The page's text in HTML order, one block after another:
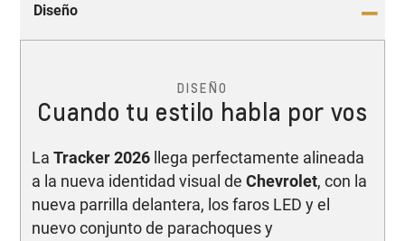
Diseño
DISEÑO
Cuando tu estilo habla por vos
La Tracker 2026llega perfectamente alineada
a la nueva identidad visual de Chevrolet, con la
nueva parrilla delantera, los faros LED y el
nuevo conjunto de parachoques y